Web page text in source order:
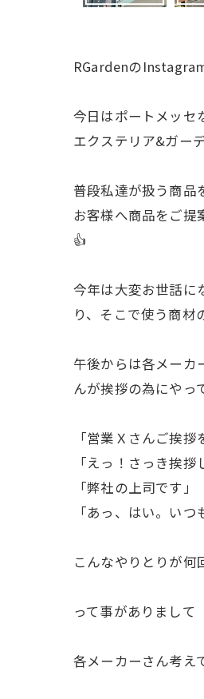
RGardenの
今日はポートメッセ
エクステリア&ガー
普段私達が扱う商品
お客様へ商品をご提
👍
今年は大変お世話に
り、そこで使う商
午後からは各メーカ
んが挨拶の為にや
「営業Ｘさんご挨拶
「えっ！さっき挨拶
「弊社の上司です」
「あっ、はい。いつ
こんなやりとりが
って事がありまして
各メーカーさん考え